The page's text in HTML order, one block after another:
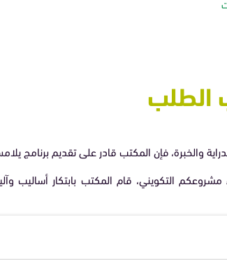
الطلب
والخبرة، فإن المكتب قادر على تقديم برنامج
مشروعكم التكويني، قام المكتب بابتكار أساليب